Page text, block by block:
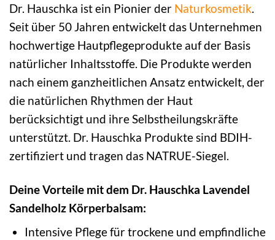
Dr. Hauschka ist ein Pionier der Naturkosmetik.
Seit über 50 Jahren entwickelt das Unternehmen
hochwertige Hautpflegeprodukte auf der Basis
natürlicher Inhaltsstoffe. Die Produkte werden
nach einem ganzheitlichen Ansatz entwickelt, der
die natürlichen Rhythmen der Haut
berücksichtigt und ihre Selbstheilungskräfte
unterstützt. Dr. Hauschka Produkte sind BDIH-
zertifiziert und tragen das NATRUE-Siegel.
Deine Vorteile mit dem Dr. Hauschka Lavendel
Sandelholz Körperbalsam:
Intensive Pflege für trockene und empfindliche